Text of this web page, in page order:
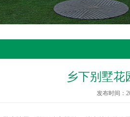
乡下别墅花
发布时间：